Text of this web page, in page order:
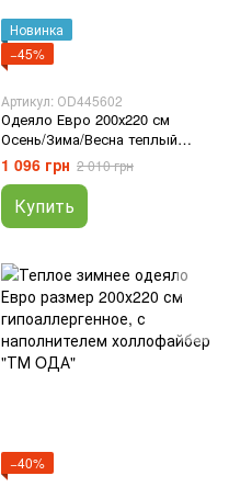
Новинка
−45%
Артикул: ОD445602
Одеяло Евро 200х220 см
Осень/Зима/Весна теплый
наполнитель
силиконизированное
шариковое волокно ТМ ОДА
1 096 грн 2 010 грн
Купить
−40%